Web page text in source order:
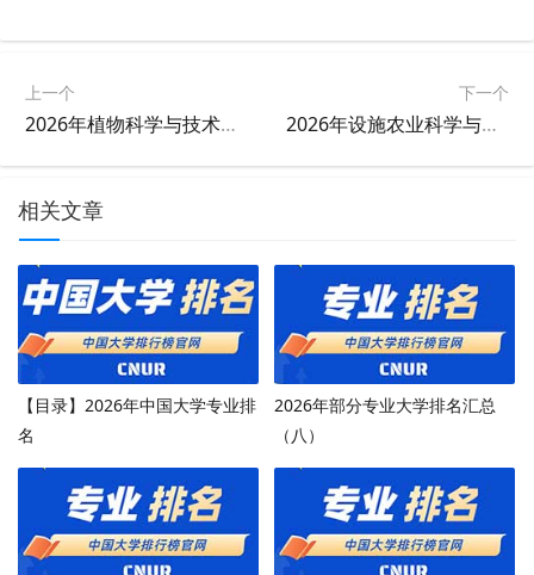
上一个
2026年植物科学与技术专业大学排名
下一个
2026年设施农业科学与工程专业大学排名
相关文章
【目录】2026年中国大学专业排
名
2026年部分专业大学排名汇总
（八）